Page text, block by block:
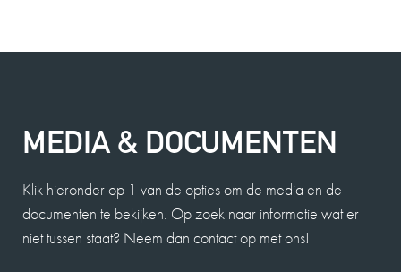
MEDIA & DOCUMENTEN
Klik hieronder op 1 van de opties om de media en de
documenten te bekijken. Op zoek naar informatie wat er
niet tussen staat? Neem dan contact op met ons!